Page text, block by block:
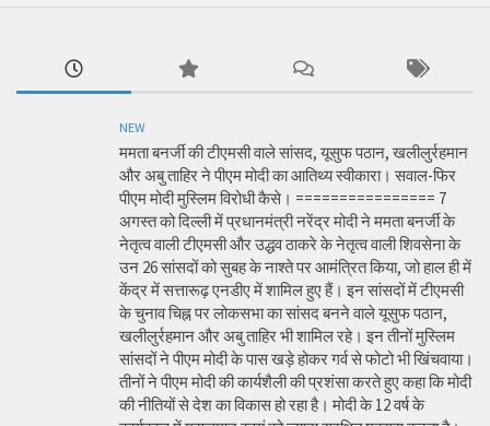
NEW
ममता बनर्जी की टीएमसी वाले सांसद, यूसुफ पठान, खलीलुर्रहमान
और अबु ताहिर ने पीएम मोदी का आतिथ्य स्वीकारा। सवाल-फिर
पीएम मोदी मुस्लिम विरोधी कैसे। ================ 7
अगस्त को दिल्ली में प्रधानमंत्री नरेंद्र मोदी ने ममता बनर्जी के
नेतृत्व वाली टीएमसी और उद्धव ठाकरे के नेतृत्व वाली शिवसेना के
उन 26 सांसदों को सुबह के नाश्ते पर आमंत्रित किया, जो हाल ही में
केंद्र में सत्तारूढ़ एनडीए में शामिल हुए हैं। इन सांसदों में टीएमसी
के चुनाव चिह्न पर लोकसभा का सांसद बनने वाले यूसुफ पठान,
खलीलुर्रहमान और अबु ताहिर भी शामिल रहे। इन तीनों मुस्लिम
सांसदों ने पीएम मोदी के पास खड़े होकर गर्व से फोटो भी खिंचवाया।
तीनों ने पीएम मोदी की कार्यशैली की प्रशंसा करते हुए कहा कि मोदी
की नीतियों से देश का विकास हो रहा है। मोदी के 12 वर्ष के